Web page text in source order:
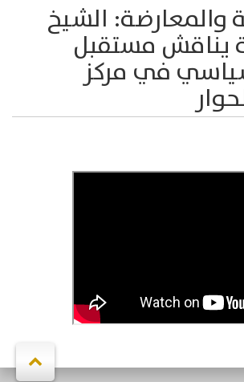
والمعارضة: الشيخ
يناقش مستقبل
في مركز